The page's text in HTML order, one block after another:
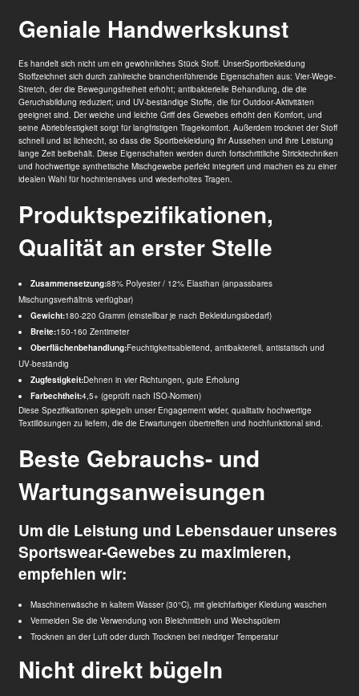
Geniale Handwerkskunst
Es handelt sich nicht um ein gewöhnliches Stück Stoff. UnserSportbekleidung
Stoffzeichnet sich durch zahlreiche branchenführende Eigenschaften aus: Vier-Wege-
Stretch, der die Bewegungsfreiheit erhöht; antibakterielle Behandlung, die die
Geruchsbildung reduziert; und UV-beständige Stoffe, die für Outdoor-Aktivitäten
geeignet sind. Der weiche und leichte Griff des Gewebes erhöht den Komfort, und
seine Abriebfestigkeit sorgt für langfristigen Tragekomfort. Außerdem trocknet der Stoff
schnell und ist lichtecht, so dass die Sportbekleidung ihr Aussehen und ihre Leistung
lange Zeit beibehält. Diese Eigenschaften werden durch fortschrittliche Stricktechniken
und hochwertige synthetische Mischgewebe perfekt integriert und machen es zu einer
idealen Wahl für hochintensives und wiederholtes Tragen.
Produktspezifikationen,
Qualität an erster Stelle
Zusammensetzung:88% Polyester / 12% Elasthan (anpassbares
Mischungsverhältnis verfügbar)
Gewicht:180-220 Gramm (einstellbar je nach Bekleidungsbedarf)
Breite:150-160 Zentimeter
Oberflächenbehandlung:Feuchtigkeitsableitend, antibakteriell, antistatisch und
UV-beständig
Zugfestigkeit:Dehnen in vier Richtungen, gute Erholung
Farbechtheit:4,5+ (geprüft nach ISO-Normen)
Diese Spezifikationen spiegeln unser Engagement wider, qualitativ hochwertige
Textillösungen zu liefern, die die Erwartungen übertreffen und hochfunktional sind.
Beste Gebrauchs- und
Wartungsanweisungen
Um die Leistung und Lebensdauer unseres
Sportswear-Gewebes zu maximieren,
empfehlen wir:
Maschinenwäsche in kaltem Wasser (30°C), mit gleichfarbiger Kleidung waschen
Vermeiden Sie die Verwendung von Bleichmitteln und Weichspülern
Trocknen an der Luft oder durch Trocknen bei niedriger Temperatur
Nicht direkt bügeln